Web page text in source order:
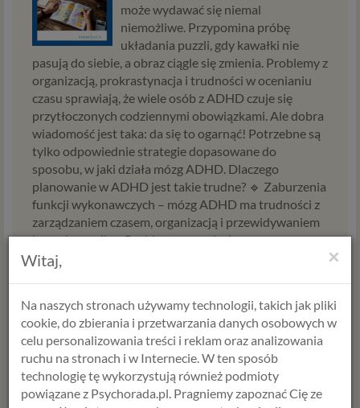
może wydawać się niemal
niemożliwe. Przypomina próbę
układania puzzli, gdy kawałki nie
pasują do siebie, a obraz ciągle się zmienia. Problemy z
organizacją, prokrastynacja i trudności w ocenianiu
czasu sprawiają, że wiele osób z ADHD czuje się
przytłoczonych codziennymi obowiązkami. Ale dobra
wiadomość jest taka: da się to ogarnąć! Potrzebne są
tylko odpowiednie strategie dopasowane do
sposobu, w jaki działa mózg ADHD. Dlaczego
planowanie w ADHD jest takie trudne? 🔹 Zaburzenia
funkcji wykonawczych – mózg ADHD ma trudności z
zarządzaniem czasem, organizacją i przewidywaniem
konsekwencji.🔹 Problemy z pamięcią...
Dlaczego dziecko z ADHD nie
słucha? To nie jest brak szacunku!
×
Witaj,
Na naszych stronach używamy technologii, takich jak pliki
cookie, do zbierania i przetwarzania danych osobowych w
celu personalizowania treści i reklam oraz analizowania
ruchu na stronach i w Internecie. W ten sposób
technologię tę wykorzystują również podmioty
powiązane z Psychorada.pl. Pragniemy zapoznać Cię ze